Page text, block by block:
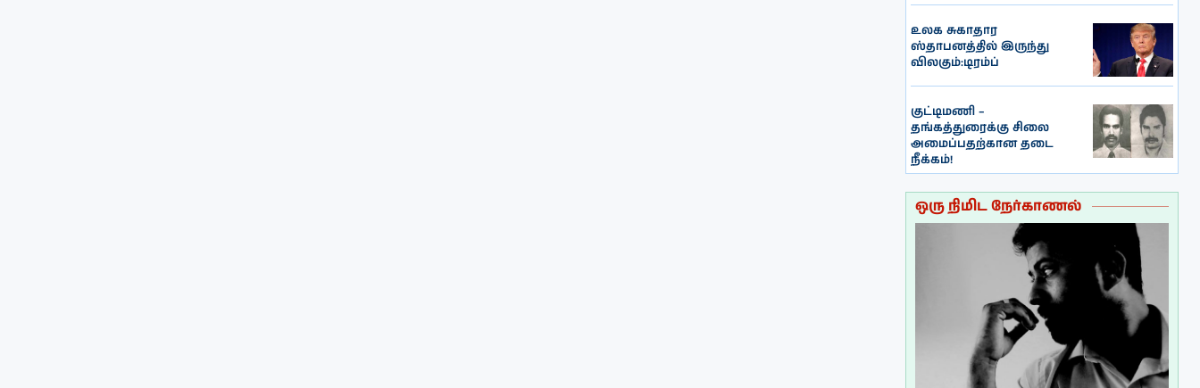
உலக சுகாதார
ஸ்தாபனத்தில் இருந்து
விலகும்:டிரம்ப்
குட்டிமணி –
தங்கத்துரைக்கு சிலை
அமைப்பதற்கான தடை
நீக்கம்!
ஒரு நிமிட நேர்காணல்